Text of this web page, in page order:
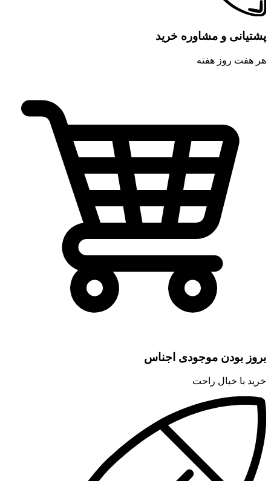
پشتیانی و مشاوره خرید
هر هفت روز هفته
بروز بودن موجودی اجناس
خرید با خیال راحت